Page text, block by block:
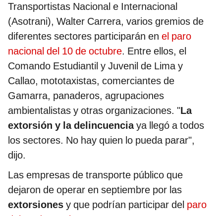
Transportistas Nacional e Internacional
(Asotrani), Walter Carrera, varios gremios de
diferentes sectores participarán en el paro
nacional del 10 de octubre. Entre ellos, el
Comando Estudiantil y Juvenil de Lima y
Callao, mototaxistas, comerciantes de
Gamarra, panaderos, agrupaciones
ambientalistas y otras organizaciones. "La
extorsión y la delincuenciaya llegó a todos
los sectores. No hay quien lo pueda parar",
dijo.
Las empresas de transporte público que
dejaron de operar en septiembre por las
extorsiones y que podrían participar del paro